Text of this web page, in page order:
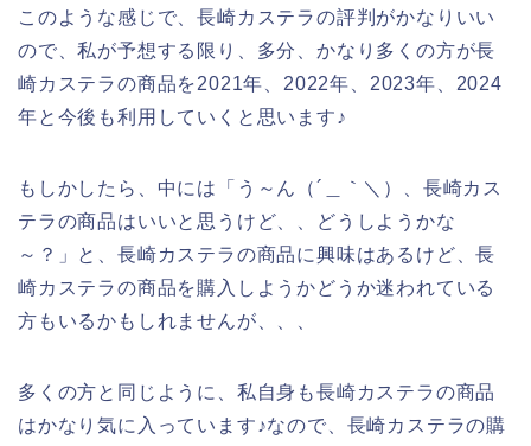
このような感じで、長崎カステラの評判がかなりいい
ので、私が予想する限り、多分、かなり多くの方が長
崎カステラの商品を2021年、2022年、2023年、2024
年と今後も利用していくと思います♪
もしかしたら、中には「う～ん（´＿｀＼）、長崎カス
テラの商品はいいと思うけど、、どうしようかな
～？」と、長崎カステラの商品に興味はあるけど、長
崎カステラの商品を購入しようかどうか迷われている
方もいるかもしれませんが、、、
多くの方と同じように、私自身も長崎カステラの商品
はかなり気に入っています♪なので、長崎カステラの購